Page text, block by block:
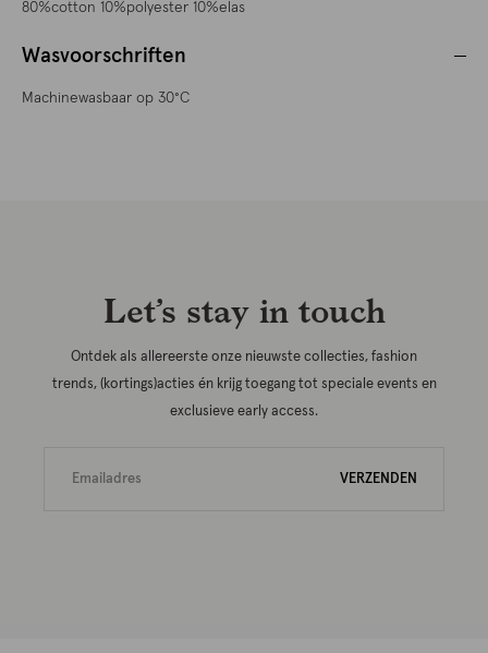
80%cotton 10%polyester 10%elas
Wasvoorschriften
Machinewasbaar op 30°C
Let’s stay in touch
Ontdek als allereerste onze nieuwste collecties, fashion
trends, (kortings)acties én krijg toegang tot speciale events en
exclusieve early access.
VERZENDEN